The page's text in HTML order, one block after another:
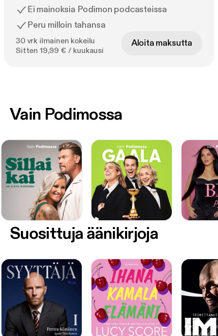
Ei mainoksia Podimon podcasteissa
Peru milloin tahansa
30 vrk ilmainen kokeilu
Sitten 19,99 € / kuukausi
Aloita maksutta
Vain Podimossa
Suosittuja äänikirjoja